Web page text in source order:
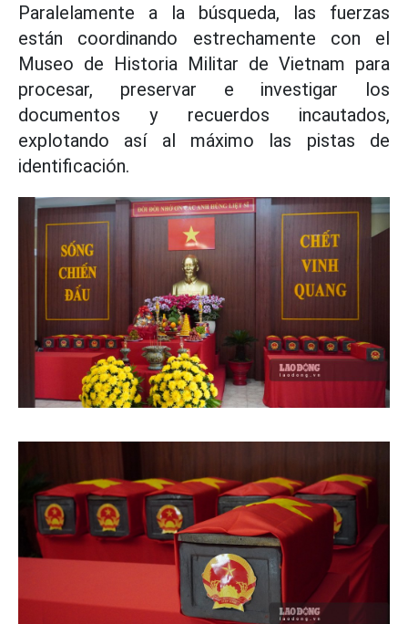
Paralelamente a la búsqueda, las fuerzas
están coordinando estrechamente con el
Museo de Historia Militar de Vietnam para
procesar, preservar e investigar los
documentos y recuerdos incautados,
explotando así al máximo las pistas de
identificación.